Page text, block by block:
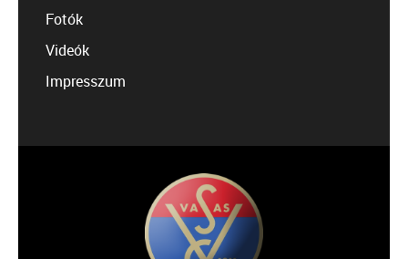
Fotók
Videók
Impresszum